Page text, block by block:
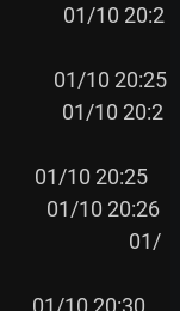
01/10 20:2
01/10 20:2
多田
01/